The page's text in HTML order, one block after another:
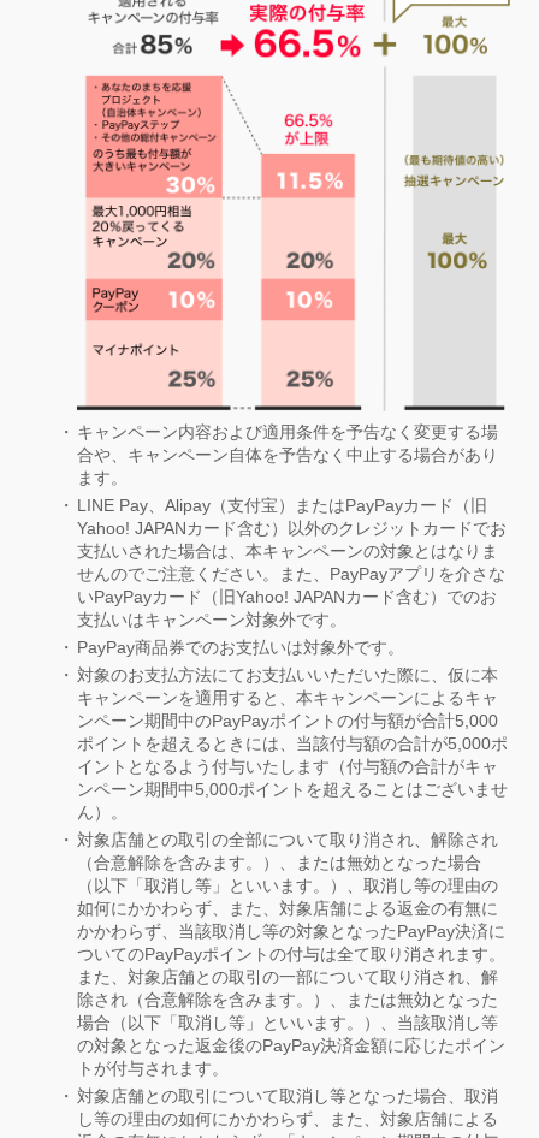
キャンペーン内容および適用条件を予告なく変更する場
合や、キャンペーン自体を予告なく中止する場合があり
ます。
LINE Pay、Alipay（支付宝）またはPayPayカード（旧
Yahoo! JAPANカード含む）以外のクレジットカードでお
支払いされた場合は、本キャンペーンの対象とはなりま
せんのでご注意ください。また、PayPayアプリを介さな
いPayPayカード（旧Yahoo! JAPANカード含む）でのお
支払いはキャンペーン対象外です。
PayPay商品券でのお支払いは対象外です。
対象のお支払方法にてお支払いいただいた際に、仮に本
キャンペーンを適用すると、本キャンペーンによるキャ
ンペーン期間中のPayPayポイントの付与額が合計5,000
ポイントを超えるときには、当該付与額の合計が5,000ポ
イントとなるよう付与いたします（付与額の合計がキャ
ンペーン期間中5,000ポイントを超えることはございませ
ん）。
対象店舗との取引の全部について取り消され、解除され
（合意解除を含みます。）、または無効となった場合
（以下「取消し等」といいます。）、取消し等の理由の
如何にかかわらず、また、対象店舗による返金の有無に
かかわらず、当該取消し等の対象となったPayPay決済に
ついてのPayPayポイントの付与は全て取り消されます。
また、対象店舗との取引の一部について取り消され、解
除され（合意解除を含みます。）、または無効となった
場合（以下「取消し等」といいます。）、当該取消し等
の対象となった返金後のPayPay決済金額に応じたポイン
トが付与されます。
対象店舗との取引について取消し等となった場合、取消
し等の理由の如何にかかわらず、また、対象店舗による